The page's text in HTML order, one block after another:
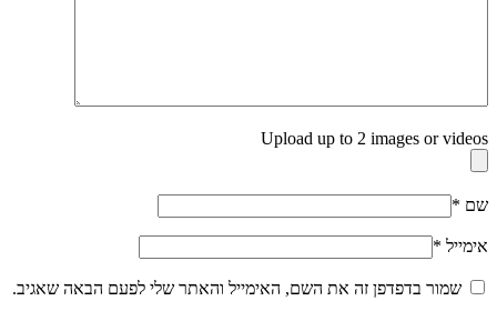
Upload up to 2 images or videos
שם *
אימייל *
שמור בדפדפן זה את השם, האימייל והאתר שלי לפעם הבאה שאגיב.